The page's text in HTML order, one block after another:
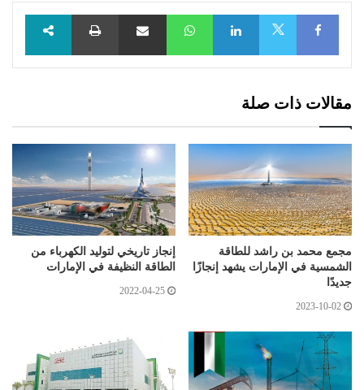
Facebook
LinkedIn
WhatsAppمشاركة عبر البريد طباعة
مقالات ذات صلة
مجمع محمد بن راشد للطاقة
الشمسية في الإمارات يشهد إنجازًا
جديدًا
2023-10-02
إنجاز تاريخي لتوليد الكهرباء من
الطاقة النظيفة في الإمارات
2022-04-25